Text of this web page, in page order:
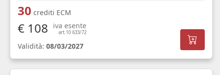
30 crediti ECM
€ 108 iva esente
art.10 633/72
Validità: 08/03/2027